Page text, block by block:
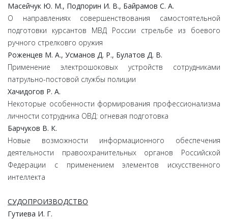
Масейчук Ю. М., Подпорин И. В., Байрамов С. А.
О направлениях совершенствования самостоятельной
подготовки курсантов МВД России стрельбе из боевого
ручного стрелковго оружия
Роженцев М. А., Усманов Д. Р., Булатов Д. В.
Применение электрошоковых устройств сотрудниками
патрульно-постовой службы полиции
Хачидогов Р. А.
Некоторые особенности формирования профессионализма
личности сотрудника ОВД: огневая подготовка
Барчуков В. К.
Новые возможности информационного обеспечения
деятельности правоохранительных органов Российской
Федерации с применением элементов искусственного
интеллекта
СУДОПРОИЗВОДСТВО
Гутиева И. Г.